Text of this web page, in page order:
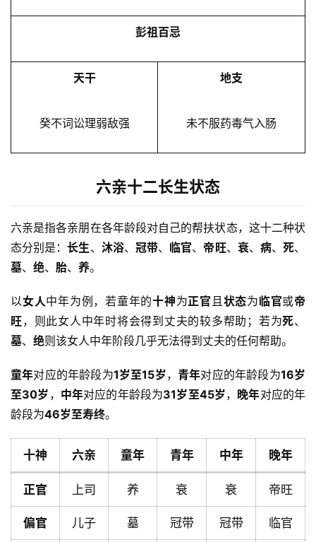
首
彭祖百忌
天干
癸不词讼理弱敌强
地支
未不服药毒气入肠
六亲十二长生状态
六亲是指各亲朋在各年龄段对自己的帮扶状态，这十二种状
态分别是：长生、 沐浴、 冠带、 临官、 帝旺、 衰、 病、死、
墓、 绝、 胎、 养。
以女人中年为例，若童年的十神为正官且状态为临官或帝
旺，则此女人中年时将会得到丈夫的较多帮助；若为死、
墓、 绝则该女人中年阶段几乎无法得到丈夫的任何帮助。
童年对应的年龄段为1岁至15岁，青年对应的年龄段为16岁
至30岁 ， 中年对应的年龄段为31岁至45岁， 晚年对应的年
龄段为46岁至寿终。
十神 六亲 童年 青年 中年 晚年
正官 上司 养 衰 衰 帝旺
偏官 儿子 墓 冠带 冠带 临官